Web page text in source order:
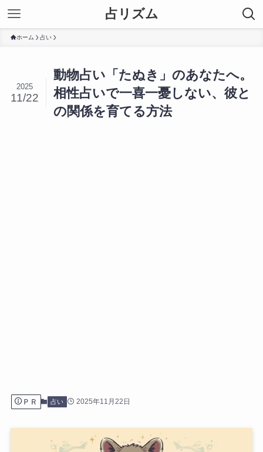
占リズム
ホーム 占い
動物占い「たぬき」のあなたへ。
相性占いで一喜一憂しない、彼と
の関係を育てる方法
2025
11/22
ＰＲ 占い 2025年11月22日